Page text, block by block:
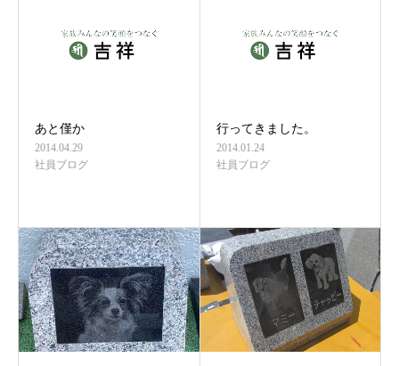
あと僅か
2014.04.29
社員ブログ
行ってきました。
2014.01.24
社員ブログ